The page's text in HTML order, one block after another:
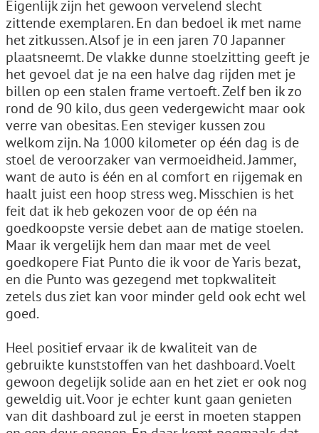
Eigenlijk zijn het gewoon vervelend slecht
zittende exemplaren. En dan bedoel ik met name
het zitkussen. Alsof je in een jaren 70 Japanner
plaatsneemt. De vlakke dunne stoelzitting geeft je
het gevoel dat je na een halve dag rijden met je
billen op een stalen frame vertoeft. Zelf ben ik zo
rond de 90 kilo, dus geen vedergewicht maar ook
verre van obesitas. Een steviger kussen zou
welkom zijn. Na 1000 kilometer op één dag is de
stoel de veroorzaker van vermoeidheid. Jammer,
want de auto is één en al comfort en rijgemak en
haalt juist een hoop stress weg. Misschien is het
feit dat ik heb gekozen voor de op één na
goedkoopste versie debet aan de matige stoelen.
Maar ik vergelijk hem dan maar met de veel
goedkopere Fiat Punto die ik voor de Yaris bezat,
en die Punto was gezegend met topkwaliteit
zetels dus ziet kan voor minder geld ook echt wel
goed.
Heel positief ervaar ik de kwaliteit van de
gebruikte kunststoffen van het dashboard. Voelt
gewoon degelijk solide aan en het ziet er ook nog
geweldig uit. Voor je echter kunt gaan genieten
van dit dashboard zul je eerst in moeten stappen